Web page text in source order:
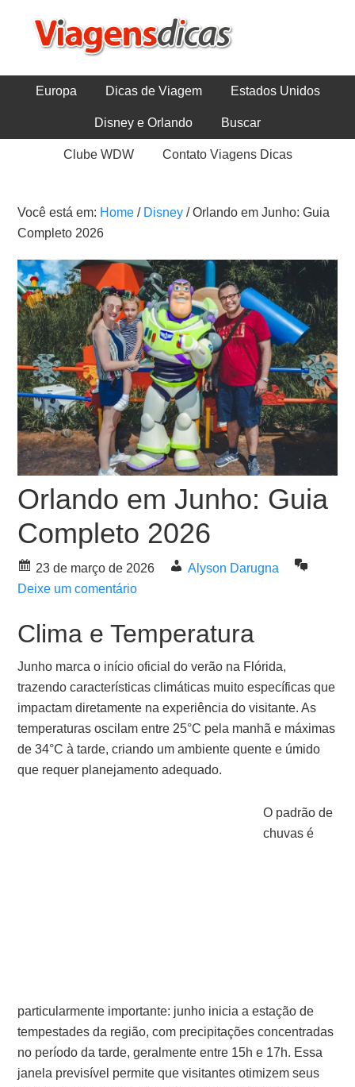
Europa Dicas de Viagem Estados Unidos
Disney e Orlando Buscar
Clube WDW Contato Viagens Dicas
Você está em: Home / Disney /Orlando em Junho: Guia
Completo 2026
Orlando em Junho: Guia
Completo 2026
23 de março de 2026
Alyson Darugna
Deixe um comentário
Clima e Temperatura
Junho marca o início oficial do verão na Flórida,
trazendo características climáticas muito específicas que
impactam diretamente na experiência do visitante. As
temperaturas oscilam entre 25°C pela manhã e máximas
de 34°C à tarde, criando um ambiente quente e úmido
que requer planejamento adequado.
O padrão de
chuvas é
particularmente importante: junho inicia a estação de
tempestades da região, com precipitações concentradas
no período da tarde, geralmente entre 15h e 17h. Essa
janela previsível permite que visitantes otimizem seus